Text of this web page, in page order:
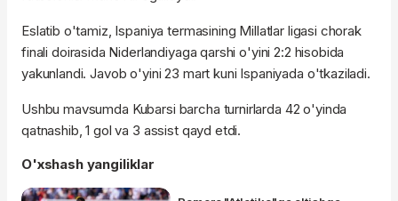
Eslatib o'tamiz, Ispaniya termasining Millatlar ligasi chorak
finali doirasida Niderlandiyaga qarshi o'yini 2:2 hisobida
yakunlandi. Javob o'yini 23 mart kuni Ispaniyada o'tkaziladi.
Ushbu mavsumda Kubarsi barcha turnirlarda 42 o'yinda
qatnashib, 1 gol va 3 assist qayd etdi.
O'xshash yangiliklar